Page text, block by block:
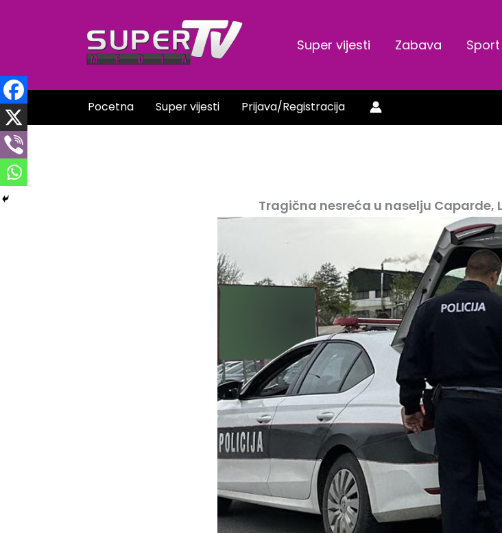
Super vijesti Zabava Sport
Pocetna Super vijesti Prijava/Registracija
Tragična nesreća u naselju Caparde,